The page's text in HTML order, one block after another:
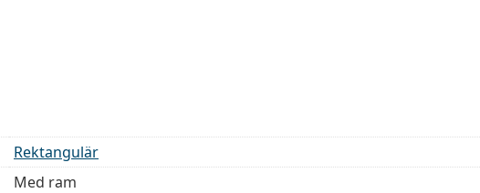
idealisk för rengöring och skötsel av glasögon. Observera att vissa
i stället för en putsduk.
Läs instruktionerna före användning
Rektangulär
Med ram